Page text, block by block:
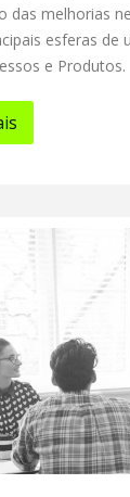
das melhorias
esferas de
e Produtos.